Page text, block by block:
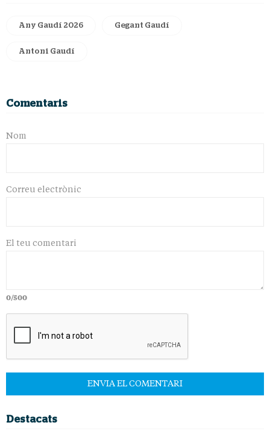
Any Gaudí 2026 Gegant Gaudí
Antoni Gaudí
Comentaris
Nom
Correu electrònic
El teu comentari
0/500
Destacats